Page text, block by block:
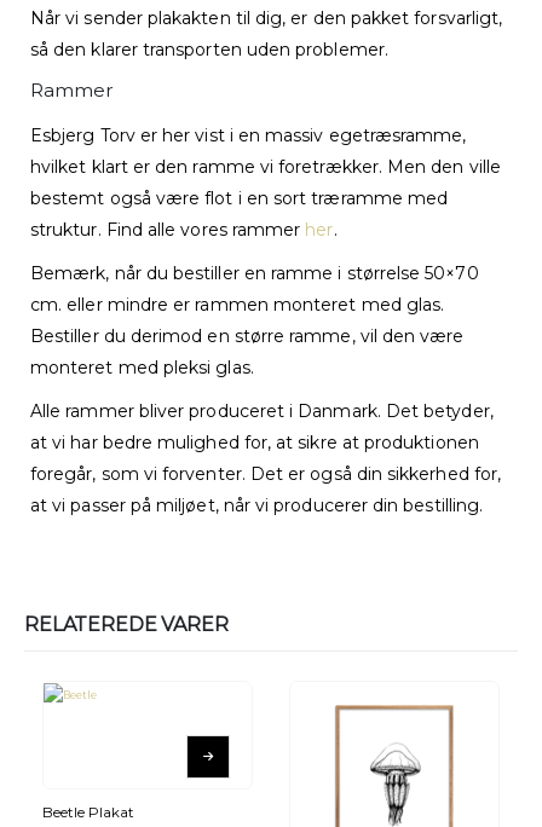
Når vi sender plakakten til dig, er den pakket forsvarligt,
så den klarer transporten uden problemer.
Rammer
Esbjerg Torv er her vist i en massiv egetræsramme,
hvilket klart er den ramme vi foretrækker. Men den ville
bestemt også være flot i en sort træramme med
struktur. Find alle vores rammer her.
Bemærk, når du bestiller en ramme i størrelse 50×70
cm. eller mindre er rammen monteret med glas.
Bestiller du derimod en større ramme, vil den være
monteret med pleksi glas.
Alle rammer bliver produceret i Danmark. Det betyder,
at vi har bedre mulighed for, at sikre at produktionen
foregår, som vi forventer. Det er også din sikkerhed for,
at vi passer på miljøet, når vi producerer din bestilling.
RELATEREDE VARER
Beetle Plakat